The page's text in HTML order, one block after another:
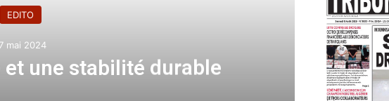
EDITO
mai 2024
une stabilité durable